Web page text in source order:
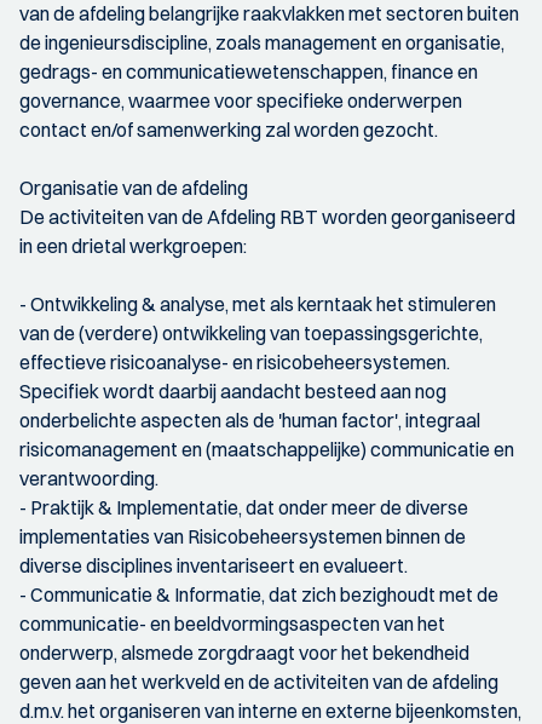
van de afdeling belangrijke raakvlakken met sectoren buiten
de ingenieursdiscipline, zoals management en organisatie,
gedrags- en communicatiewetenschappen, finance en
governance, waarmee voor specifieke onderwerpen
contact en/of samenwerking zal worden gezocht.
Organisatie van de afdeling
De activiteiten van de Afdeling RBT worden georganiseerd
in een drietal werkgroepen:
- Ontwikkeling & analyse, met als kerntaak het stimuleren
van de (verdere) ontwikkeling van toepassingsgerichte,
effectieve risicoanalyse- en risicobeheersystemen.
Specifiek wordt daarbij aandacht besteed aan nog
onderbelichte aspecten als de 'human factor', integraal
risicomanagement en (maatschappelijke) communicatie en
verantwoording.
- Praktijk & Implementatie, dat onder meer de diverse
implementaties van Risicobeheersystemen binnen de
diverse disciplines inventariseert en evalueert.
- Communicatie & Informatie, dat zich bezighoudt met de
communicatie- en beeldvormingsaspecten van het
onderwerp, alsmede zorgdraagt voor het bekendheid
geven aan het werkveld en de activiteiten van de afdeling
d.m.v. het organiseren van interne en externe bijeenkomsten,